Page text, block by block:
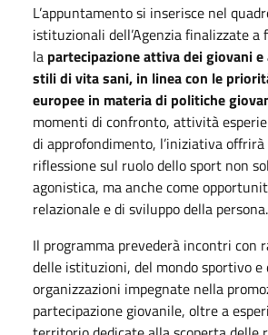
L’appuntamento si inserisce nel
istituzionali dell’Agenzia finalizzate a
la partecipazione attiva dei giovani
stili di vita sani, in linea con le
europee in materia di politiche
momenti di confronto, attività
di approfondimento, l’iniziativa offrirà
riflessione sul ruolo dello sport non
agonistica, ma anche come
relazionale e di sviluppo della persona.
Il programma prevederà incontri con
delle istituzioni, del mondo sportivo e
organizzazioni impegnate nella
partecipazione giovanile, oltre a